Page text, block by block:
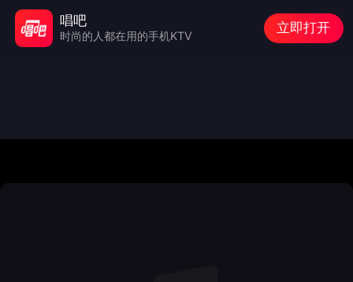
唱吧
时尚的人都在用的手机KTV
立即打开